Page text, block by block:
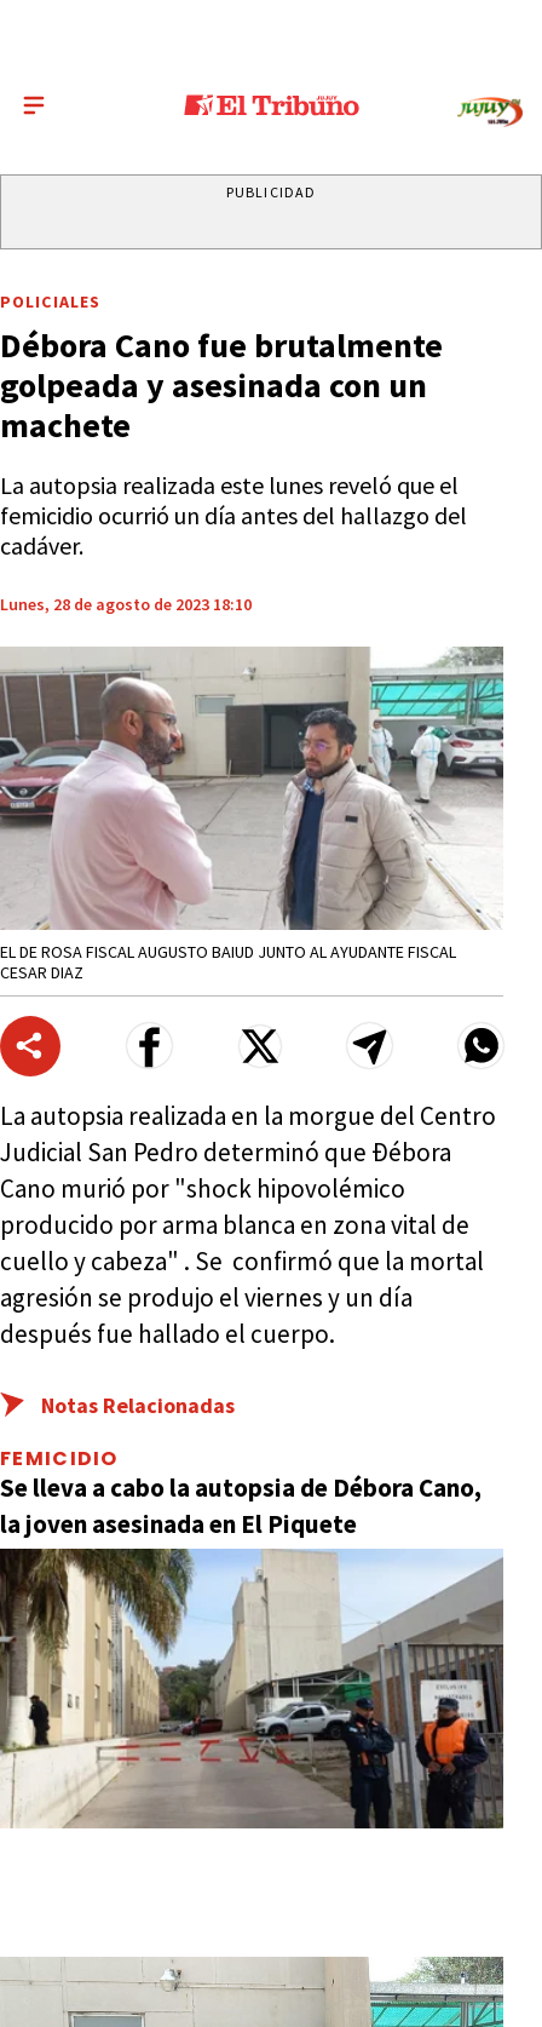
PUBLICIDAD
POLICIALES
Débora Cano fue brutalmente
golpeada y asesinada con un
machete
La autopsia realizada este lunes reveló que el
femicidio ocurrió un día antes del hallazgo del
cadáver.
Lunes, 28 de agosto de 2023 18:10
EL DE ROSA FISCAL AUGUSTO BAIUD JUNTO AL AYUDANTE FISCAL
CESAR DIAZ
La autopsia realizada en la morgue del Centro
Judicial San Pedro determinó que Ðébora
Cano murió por "shock hipovolémico
producido por arma blanca en zona vital de
cuello y cabeza" . Se confirmó que la mortal
agresión se produjo el viernes y un día
después fue hallado el cuerpo.
Notas Relacionadas
FEMICIDIO
Se lleva a cabo la autopsia de Débora Cano,
la joven asesinada en El Piquete